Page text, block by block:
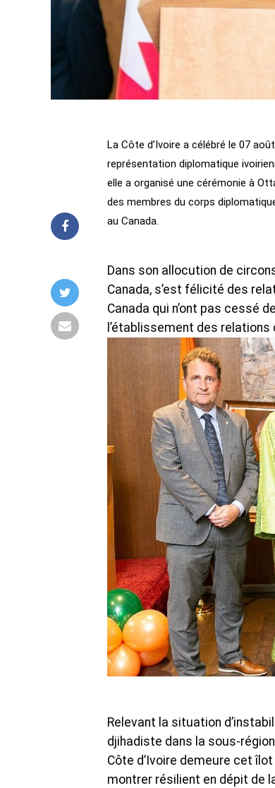
La Côte d’Ivoire a célébré le 07
représentation diplomatique
elle a organisé une cérémonie à
des membres du corps
au Canada.
Dans son allocution de
Canada, s’est félicité des
Canada qui n’ont pas cessé
l’établissement des
Relevant la situation
djihadiste dans la sous-
Côte d’Ivoire demeure cet
montrer résilient en dépit de